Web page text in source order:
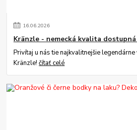
16.06.2026
Kränzle - nemecká kvalita dostupná
Privítaj u nás tie najkvalitnejšie
Kränzle!čítať celé